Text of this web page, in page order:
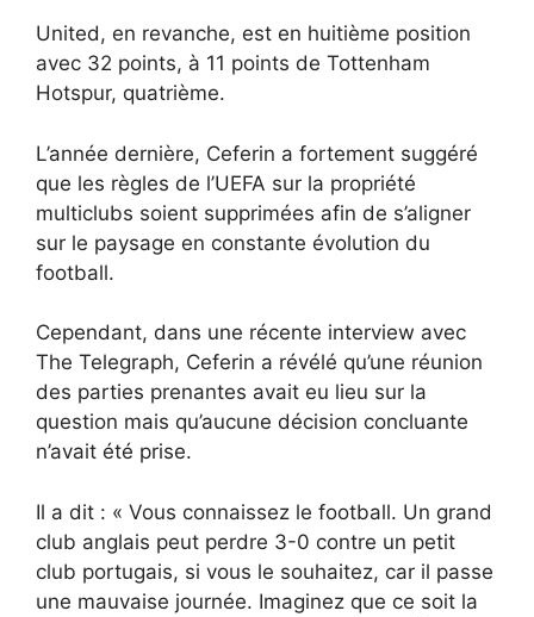
United, en revanche, est en huitième position
avec 32 points, à 11 points de Tottenham
Hotspur, quatrième.
L’année dernière, Ceferin a fortement suggéré
que les règles de l’UEFA sur la propriété
multiclubs soient supprimées afin de s’aligner
sur le paysage en constante évolution du
football.
Cependant, dans une récente interview avec
The Telegraph, Ceferin a révélé qu’une réunion
des parties prenantes avait eu lieu sur la
question mais qu’aucune décision concluante
n’avait été prise.
Il a dit : « Vous connaissez le football. Un grand
club anglais peut perdre 3-0 contre un petit
club portugais, si vous le souhaitez, car il passe
une mauvaise journée. Imaginez que ce soit la